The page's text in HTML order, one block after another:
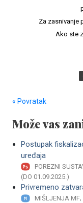
Za zasnivanje
Ako ste
« Povratak
Može vas
Postupak
uređaja
POREZNI
(DO 01.09.2025.)
Privremeno
MIŠLJENJA MF